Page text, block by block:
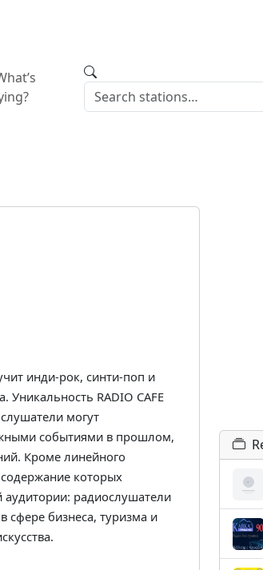
инди-рок, синти-поп и
Уникальность RADIO CAFE
могут
событиями в прошлом,
Кроме линейного
которых
аудитории: радиослушатели
бизнеса, туризма и